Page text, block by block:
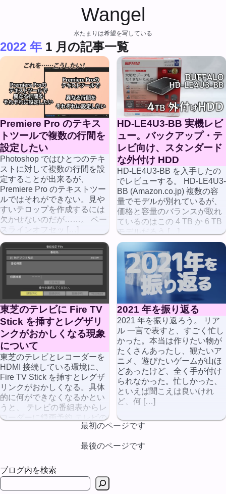
Wangel
水たまりは希望を写している
2022 年 1 月の記事一覧
Premiere Pro のテキス
トツールで複数の行間を
設定したい
Photoshop ではひとつのテキ
ストに対して複数の行間を設
定することが出来るが、
Premiere Pro のテキストツー
ルではそれができない。見や
すいテロップを作成するには
欠かせないのだが……。 ベー
スラインオフセッ […]
HD-LE4U3-BB 実機レビ
ュー。バックアップ・テ
レビ向け、スタンダード
な外付け HDD
HD-LE4U3-BB を入手したの
でレビューする。 HD-LE4U3-
BB (Amazon.co.jp) 複数の容
量でモデルが別れているが、
価格と容量のバランスが取れ
ているのはこの 4 TB か 6 TB
モデルだろう […]
東芝のテレビに Fire TV
Stick を挿すとレグザリ
ンクがおかしくなる現象
について
東芝のテレビとレコーダーを
HDMI 接続している環境に、
Fire TV Stick を挿すとレグザ
リンクがおかしくなる。具体
的に何ができなくなるかとい
うと、 テレビの番組表からレ
コーダーに録画予約 テレビの
2021 年を振り返る
2021 年を振り返ろう。 リア
ル 一言で表すと、すごく忙し
かった。本当は作りたい物が
たくさんあったし、観たいア
ニメ、遊びたいゲームが山ほ
どあったけど、全く手が付け
られなかった。忙しかった、
といえば聞こえは良いけれ
ど、何 […]
最初のページです
最後のページです
ブログ内を検索